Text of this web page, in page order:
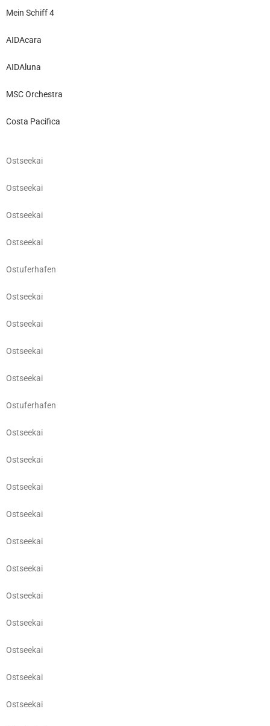
Mein Schiff 4
AIDAcara
AIDAluna
MSC Orchestra
Costa Pacifica
Ostseekai
Ostseekai
Ostseekai
Ostseekai
Ostuferhafen
Ostseekai
Ostseekai
Ostseekai
Ostseekai
Ostuferhafen
Ostseekai
Ostseekai
Ostseekai
Ostseekai
Ostseekai
Ostseekai
Ostseekai
Ostseekai
Ostseekai
Ostseekai
Ostseekai